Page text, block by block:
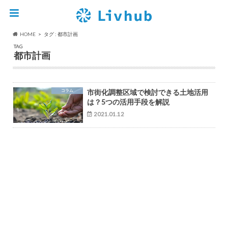
HOME
タグ : 都市計画
TAG
都市計画
コラム
市街化調整区域で検討できる土地活用
は？5つの活用手段を解説
2021.01.12